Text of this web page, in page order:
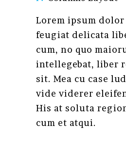
Lorem ipsum dolor
feugiat delicata
cum, no quo
intellegebat, liber
sit. Mea cu case
vide viderer
His at soluta
cum et atqui.